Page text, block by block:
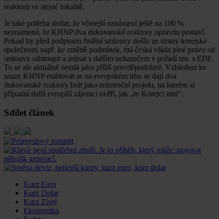
reaktorů ve stejné lokalitě.
Je také potřeba dodat, že včerejší oznámení ještě na 100 %
neznamená, že KHNP dva dukovanské reaktory opravdu postaví.
Pokud by před podpisem finální smlouvy došlo ze strany korejské
společnosti např. ke změně podmínek, má česká vláda plné právo od
smlouvy odstoupit a jednat s dalším uchazečem v pořadí tzn. s EDF.
To se ale aktuálně nezdá jako příliš pravděpodobné. Vzhledem ke
snaze KHNP etablovat se na evropském trhu se dají dva
dukovanské reaktory brát jako referenční projekt, na kterém si
případní další evropští zájemci ověří, jak „to Korejci umí“.
Sdílet článek
Kurz Euro
Kurz Dolar
Kurz Zlotý
Ekonomika